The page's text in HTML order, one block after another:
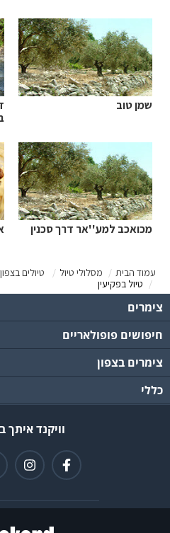
עמוד הבית מסלולי טיול טיולים בצפון
טיול בפקיעין
שמן טוב
מכואכב למע''אר דרך סכנין
צימרים
חיפושים פופולאריים
צימרים בצפון
כללי
וויקנד איתך